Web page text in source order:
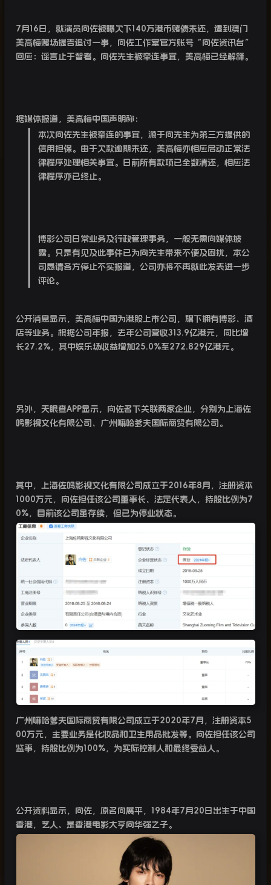
7月16日，就演员向佐被曝欠下140万港币赌债未还，遭到澳门
美高梅赌场提告追讨一事，向佐工作室官方账号“向佐资讯台”
回应：谣言止于智者。向佐先生被牵连事宜，美高梅已经解释。
据媒体报道，美高梅中国声明称：
本次向佐先生被牵连的事宜，源于向先生为第三方提供的
信用担保。由于欠款逾期未还，美高梅亦相应启动正常法
律程序处理相关事宜。日前所有款项已全数清还，相应法
律程序亦已终止。
博彩公司日常业务及行政管理事务，一般无需向媒体披
露。只是有见及此事件已为向先生带来不便及困扰，本公
司恳请各方停止不实报道，公司亦将不再就此发表进一步
评论。
公开消息显示，美高梅中国为港股上市公司，旗下拥有博彩、酒
店等业务。根据公司年报，去年公司营收313.9亿港元，同比增
长27.2%，其中娱乐场收益增加25.0%至272.829亿港元。
另外，天眼查APP显示，向佐名下关联两家企业，分别为上海佐
鸣影视文化有限公司、广州嘛哈爹夫国际商贸有限公司。
其中，上海佐鸣影视文化有限公司成立于2016年8月，注册资本
1000万元，向佐担任该公司董事长、法定代表人，持股比例为7
0%，目前该公司虽存续，但已为停业状态。
广州嘛哈爹夫国际商贸有限公司成立于2020年7月，注册资本5
00万元，主要业务是化妆品和卫生用品批发等。向佐担任该公司
监事，持股比例为100%，为实际控制人和最终受益人。
公开资料显示，向佐，原名向展平， 1984年7月 20 日出生于中国
香港，艺人、是香港电影大亨向华强之子。